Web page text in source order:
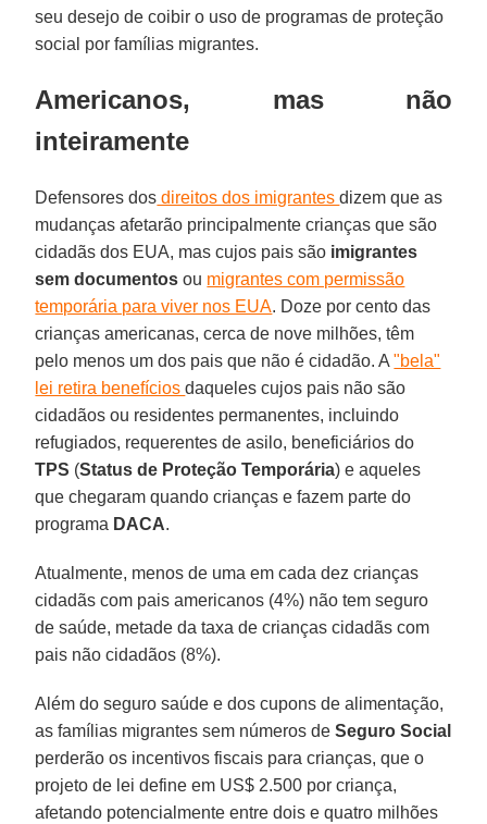
seu desejo de coibir o uso de programas de proteção
social por famílias migrantes.
Americanos, mas não
inteiramente
Defensores dos direitos dos imigrantesdizem que as
mudanças afetarão principalmente crianças que são
cidadãs dos EUA, mas cujos pais são imigrantes
sem documentos ou migrantes com permissão
temporária para viver nos EUA. Doze por cento das
crianças americanas, cerca de nove milhões, têm
pelo menos um dos pais que não é cidadão. A"bela"
lei retira benefíciosdaqueles cujos pais não são
cidadãos ou residentes permanentes, incluindo
refugiados, requerentes de asilo, beneficiários do
TPS (Status de Proteção Temporária) e aqueles
que chegaram quando crianças e fazem parte do
programa DACA.
Atualmente, menos de uma em cada dez crianças
cidadãs com pais americanos (4%) não tem seguro
de saúde, metade da taxa de crianças cidadãs com
pais não cidadãos (8%).
Além do seguro saúde e dos cupons de alimentação,
as famílias migrantes sem números deSeguro Social
perderão os incentivos fiscais para crianças, que o
projeto de lei define em US$ 2.500 por criança,
afetando potencialmente entre dois e quatro milhões